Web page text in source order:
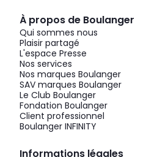
À propos de Boulanger
Qui sommes nous
Plaisir partagé
L'espace Presse
Nos services
Nos marques Boulanger
SAV marques Boulanger
Le Club Boulanger
Fondation Boulanger
Client professionnel
Boulanger INFINITY
Informations légales